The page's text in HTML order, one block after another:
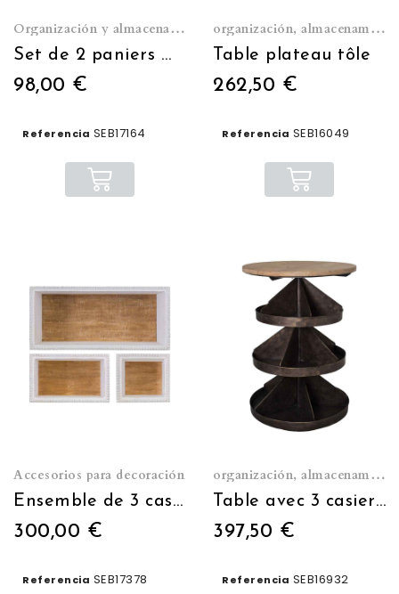
Organización y almacenamiento
Set de 2 paniers mural
98,00 €
Referencia SEB17164
organización, almacenamiento
Table plateau tôle
262,50 €
Referencia SEB16049
Accesorios para decoración
Ensemble de 3 casiers muraux à suspendre
300,00 €
Referencia SEB17378
organización, almacenamiento
Table avec 3 casiers pivotants
397,50 €
Referencia SEB16932